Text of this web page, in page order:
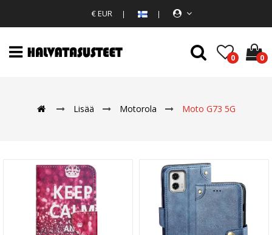
€ EUR
0 0
Lisää Motorola Moto G73 5G